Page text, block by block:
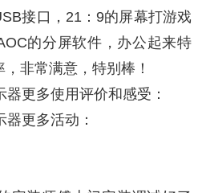
接口，21：9的屏幕打游戏
的分屏软件，办公起来特
非常满意，特别棒！
器更多使用评价和感受：
器更多活动：